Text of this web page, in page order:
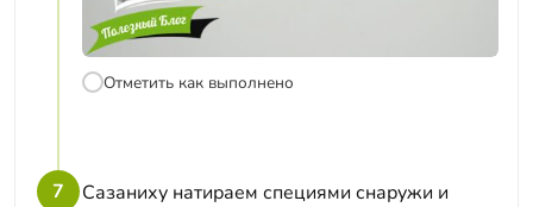
Отметить как выполнено
7
Сазаниху натираем специями снаружи и